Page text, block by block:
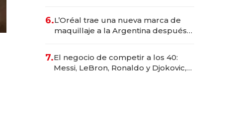
6.L’Oréal trae una nueva marca de
maquillaje a la Argentina después
7.El negocio de competir a los 40:
Messi, LeBron, Ronaldo y Djokovic,